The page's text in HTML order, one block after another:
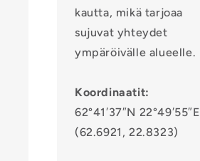
kautta, mikä tarjoaa
sujuvat yhteydet
ympäröivälle alueelle.
Koordinaatit:
62°41′37″N 22°49′55″E
(62.6921, 22.8323)